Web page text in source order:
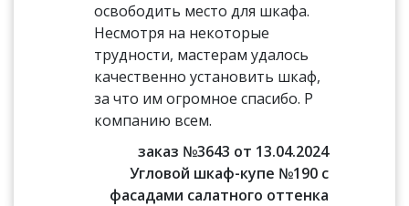
освободить место для шкафа.
Несмотря на некоторые
трудности, мастерам удалось
качественно установить шкаф,
за что им огромное спасибо. Р
компанию всем.
заказ №3643 от 13.04.2024
Угловой шкаф-купе №190 с
фасадами салатного оттенка